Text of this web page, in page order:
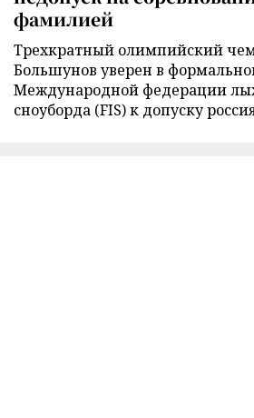
фамилией
Трехкратный олимпийский
Большунов уверен в
Международной федерации
сноуборда (FIS) к допуску